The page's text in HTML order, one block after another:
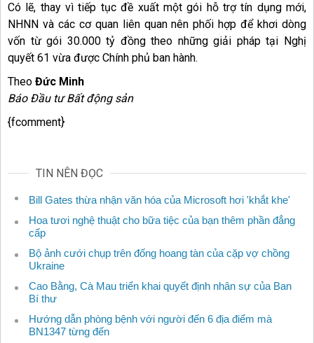
Có lẽ, thay vì tiếp tục đề xuất một gói hỗ trợ tín dụng mới,
NHNN và các cơ quan liên quan nên phối hợp để khơi dòng
vốn từ gói 30.000 tỷ đồng theo những giải pháp tại Nghị
quyết 61 vừa được Chính phủ ban hành.
Theo Đức Minh
Báo Đầu tư Bất động sản
{fcomment}
TIN NÊN ĐỌC
Bill Gates thừa nhận văn hóa của Microsoft hơi 'khắt khe'
Hoa tươi nghệ thuật cho bữa tiệc của bạn thêm phần đẳng
cấp
Bộ ảnh cưới chụp trên đống hoang tàn của cặp vợ chồng
Ukraine
Cao Bằng, Cà Mau triển khai quyết định nhân sự của Ban
Bí thư
Hướng dẫn phòng bệnh với người đến 6 địa điểm mà
BN1347 từng đến